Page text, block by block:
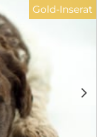
bis zur
Das
und
aus. IM
mit
Impfungen
auf die
d
Gold-Inserat